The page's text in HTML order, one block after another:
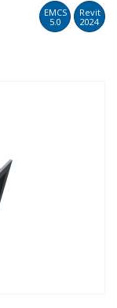
EMCS
5.0
Revit
2024